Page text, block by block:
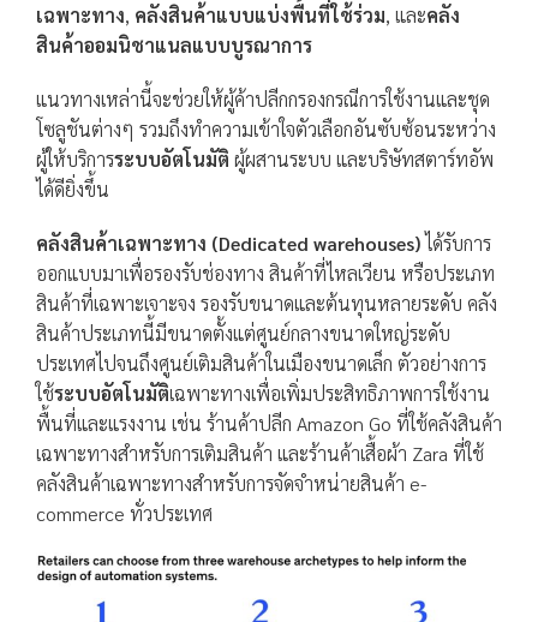
เฉพาะทาง, คลังสินค้าแบบแบ่งพื้นที่ใช้ร่วม, และคลัง
สินค้าออมนิชาแนลแบบบูรณาการ
แนวทางเหล่านี้จะช่วยให้ผู้ค้าปลีกกรองกรณีการใช้งานและชุด
โซลูชันต่างๆ รวมถึงทำความเข้าใจตัวเลือกอันซับซ้อนระหว่าง
ผู้ให้บริการระบบอัตโนมัติ ผู้ผสานระบบ และบริษัทสตาร์ทอัพ
ได้ดียิ่งขึ้น
คลังสินค้าเฉพาะทาง (Dedicated warehouses)ได้รับการ
ออกแบบมาเพื่อรองรับช่องทาง สินค้าที่ไหลเวียน หรือประเภท
สินค้าที่เฉพาะเจาะจง รองรับขนาดและต้นทุนหลายระดับ คลัง
สินค้าประเภทนี้มีขนาดตั้งแต่ศูนย์กลางขนาดใหญ่ระดับ
ประเทศไปจนถึงศูนย์เติมสินค้าในเมืองขนาดเล็ก ตัวอย่างการ
ใช้ระบบอัตโนมัติเฉพาะทางเพื่อเพิ่มประสิทธิภาพการใช้งาน
พื้นที่และแรงงาน เช่น ร้านค้าปลีก Amazon Go ที่ใช้คลังสินค้า
เฉพาะทางสำหรับการเติมสินค้า และร้านค้าเสื้อผ้า Zara ที่ใช้
คลังสินค้าเฉพาะทางสำหรับการจัดจำหน่ายสินค้า e-
commerce ทั่วประเทศ